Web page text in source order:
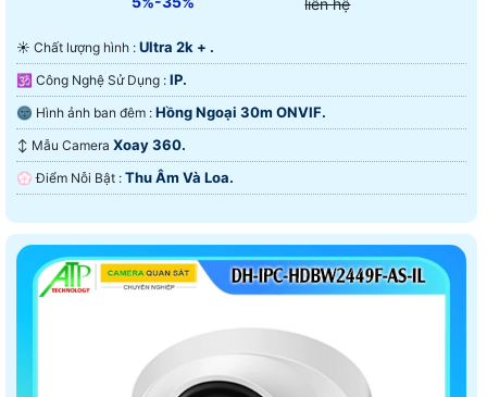
☀️ Chất lượng hình : Ultra 2k + .
🕉️ Công Nghệ Sử Dụng : IP.
🌚 Hình ảnh ban đêm : Hồng Ngoại 30m ONVIF.
↕️ Mẫu Camera Xoay 360.
️💮 Điểm Nỗi Bật : Thu Âm Và Loa.